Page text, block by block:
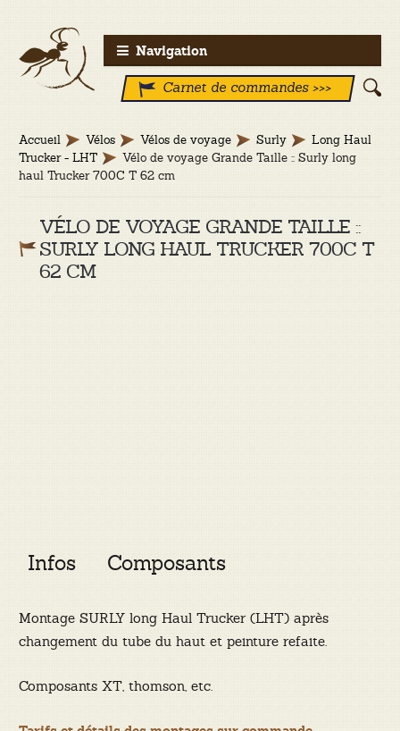
Aller
à
Aller
au
contenu
Navigation
Carnet de commandes >>>
Accueil Vélos Vélos de voyage Surly
Long Haul
Trucker - LHT
Vélo de voyage Grande Taille :: Surly long
haul Trucker 700C T 62 cm
VÉLO DE VOYAGE GRANDE TAILLE ::
SURLY LONG HAUL TRUCKER 700C T
62 CM
Infos Composants
Montage SURLY long Haul Trucker (LHT) après
changement du tube du haut et peinture refaite.
Composants XT, thomson, etc.